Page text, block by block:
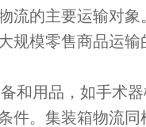
流的主要运输对
规模零售商品运输
和用品，如手术
件。集装箱物流